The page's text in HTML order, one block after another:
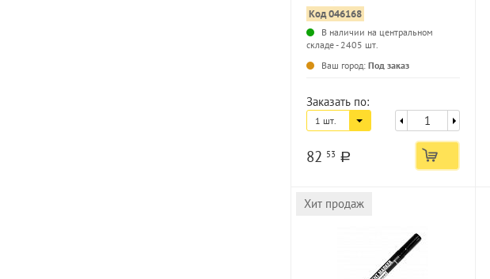
Код 046168
В наличии на центральном
складе - 2405 шт.
Ваш город: Под заказ
Заказать по:
1 шт.
82 53 a
Хит продаж